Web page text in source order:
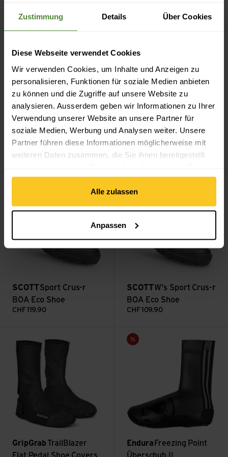
Zustimmung Details Über Cookies
Diese Webseite verwendet Cookies
Wir verwenden Cookies, um Inhalte und Anzeigen zu
personalisieren, Funktionen für soziale Medien anbieten
zu können und die Zugriffe auf unsere Website zu
analysieren. Ausserdem geben wir Informationen zu Ihrer
Verwendung unserer Website an unsere Partner für
soziale Medien, Werbung und Analysen weiter. Unsere
Partner führen diese Informationen möglicherweise mit
weiteren Daten zusammen, die Sie ihnen bereitgestellt
gesammelt haben.
Alle zulassen
Anpassen
329.90
GiroStylus XC
CHF139.90
Stylus XC ansehen
LakeWinter Innensohle
CHF 28.90 CHF13.90
SCOTTSport Crus-r
BOA Eco Shoe
CHF 119.90
Sport Crus-r BOA Eco Shoe ansehen
SCOTTW's Sport Crus-r
BOA Eco Shoe
CHF 109.90
W's Sport Crus-r BOA Eco
GripGrab TrailBlazer
TrailBlazer Flat Pedal Shoe Covers ansehen
Sale
Endura Freezing Point
Freezing Point Überschuh II